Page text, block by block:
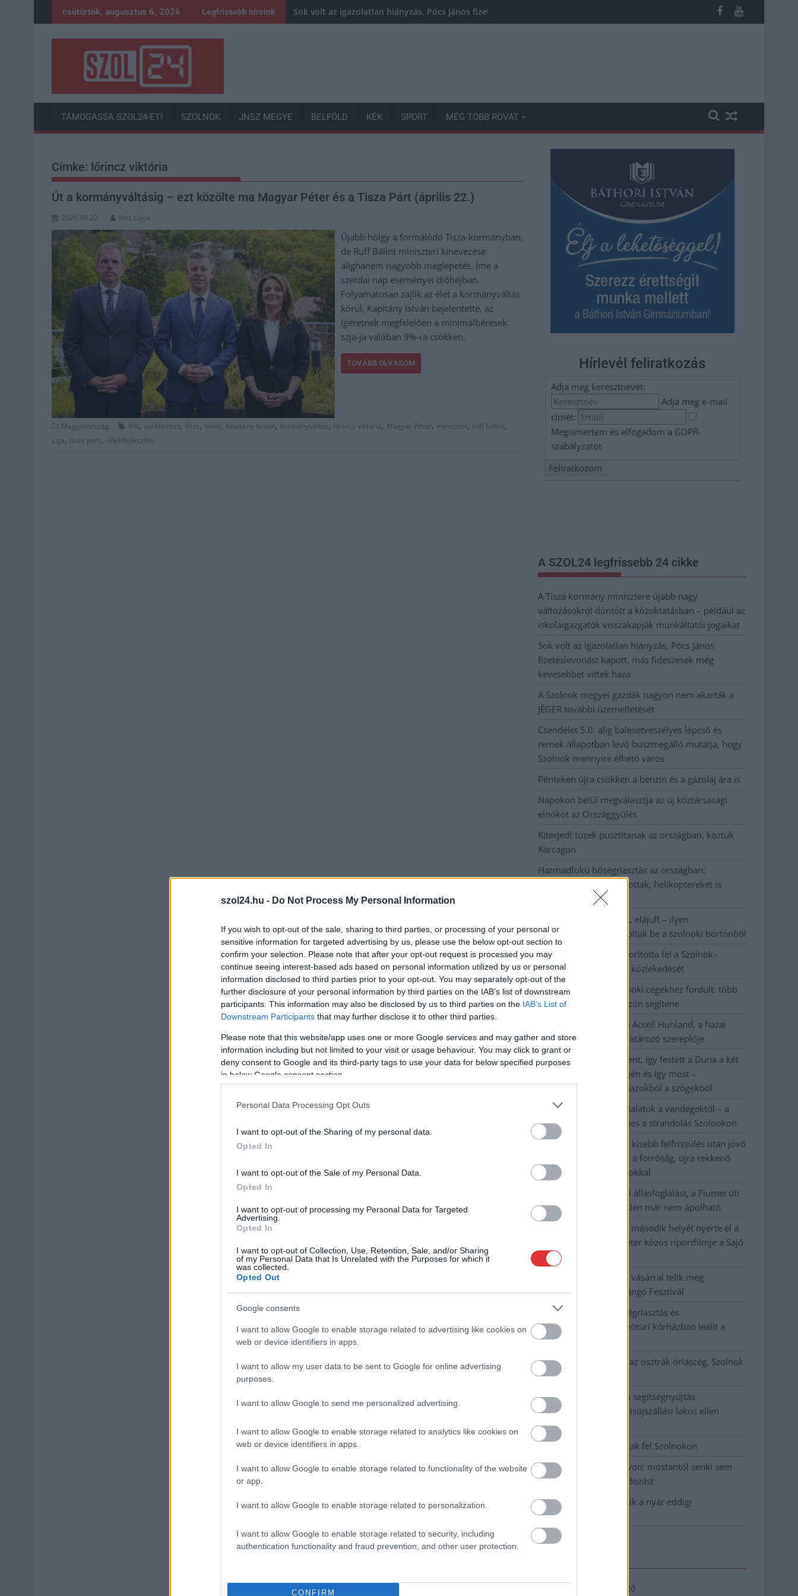
szol24.hu - Do Not Process My Personal Information
If you wish to opt-out of the sale, sharing to third parties, or processing of your personal or
sensitive information for targeted advertising by us, please use the below opt-out section to
confirm your selection. Please note that after your opt-out request is processed you may
continue seeing interest-based ads based on personal information utilized by us or personal
information disclosed to third parties prior to your opt-out. You may separately opt-out of the
further disclosure of your personal information by third parties on the IAB’s list of downstream
participants. This information may also be disclosed by us to third parties on the IAB’s List of
Downstream Participants that may further disclose it to other third parties.
Please note that this website/app uses one or more Google services and may gather and store
information including but not limited to your visit or usage behaviour. You may click to grant or
deny consent to Google and its third-party tags to use your data for below specified purposes
in below Google consent section.
Personal Data Processing Opt Outs
I want to opt-out of the Sharing of my personal data.
Opted In
I want to opt-out of the Sale of my Personal Data.
Opted In
I want to opt-out of processing my Personal Data for Targeted
Advertising.
Opted In
I want to opt-out of Collection, Use, Retention, Sale, and/or Sharing
of my Personal Data that Is Unrelated with the Purposes for which it
was collected.
Opted Out
Google consents
I want to allow Google to enable storage related to advertising like cookies on
web or device identifiers in apps.
I want to allow my user data to be sent to Google for online advertising
purposes.
I want to allow Google to send me personalized advertising.
I want to allow Google to enable storage related to analytics like cookies on
web or device identifiers in apps.
I want to allow Google to enable storage related to functionality of the website
or app.
I want to allow Google to enable storage related to personalization.
I want to allow Google to enable storage related to security, including
authentication functionality and fraud prevention, and other user protection.
CONFIRM
to
csütörtök, augusztus 6, 2026 Legfrissebb híreink Sok volt az igazolatlan hiányzás, Pócs János fizetéslevonást kapott, más fideszesek még kevesebbet vittek haza
TÁMOGASSA SZOL24-ET! SZOLNOK JNSZ MEGYE BELFÖLD KÉK SPORT MÉG TÖBB ROVAT
Címke: lőrincz viktória
Út a kormányváltásig – ezt közölte ma Magyar Péter és a Tisza Párt (április 22.)
2026.04.22. Kiss Lajos
Újabb hölgy a formálódó Tisza-kormányban,
de Ruff Bálint miniszteri kinevezése
alighanem nagyobb meglepetés. Íme a
szerdai nap eseményei dióhéjban.
Folyamatosan zajlik az élet a kormányváltás
körül, Kapitány István bejelentette, az
ígéretnek megfelelően a minimálbéresek
szja-ja valóban 9%-ra csökken.
TOVÁBB OLVASOM
Magyarország 9%, csökkentés, friss, hírek, Kapitány István, kormányváltás, lőrincz viktória, Magyar Péter, miniszter, ruff bálint,
szja, tisza part, vidékfejlesztés
Hírlevél feliratkozás
Adja meg keresztnevét:
Adja meg e-mail
címét:
Megismertem és elfogadom a GDPR-
szabályzatot
A SZOL24 legfrissebb 24 cikke
A Tisza kormány minisztere újabb nagy
változásokról döntött a közoktatásban – például az
iskolaigazgatók visszakapják munkáltatói jogaikat
Sok volt az igazolatlan hiányzás, Pócs János
fizetéslevonást kapott, más fideszesek még
kevesebbet vittek haza
A Szolnok megyei gazdák nagyon nem akarták a
JÉGER további üzemeltetését
Csendélet 5.0: alig balesetveszélyes lépcső és
remek állapotban levő buszmegálló mutatja, hogy
Szolnok mennyire élhető város
Pénteken újra csökken a benzin és a gázolaj ára is
Napokon belül megválasztja az új köztársasági
elnököt az Országgyűlés
Kiterjedt tüzek pusztítanak az országban, köztük
Karcagon
Harmadfokú hőségriasztás az országban:
Szolnokon klímát javítottak, helikoptereket is
bevetettek a tüzeknél
A zárkában rosszul lett, elájult – ilyen
körülményekről számoltak be a szolnoki börtönből
Váratlan fennakadás borította fel a Szolnok–
Kecskemét vasútvonal közlekedését
A polgármester a szolnoki cégekhez fordult: több
száz elbocsátott dolgozón segítene
Csődbe ment a tószegi Accell Hunland, a hazai
kerékpárgyártás meghatározó szereplője
Egyszer fent, egyszer lent, így festett a Duna a két
évvel ezelőtti árvíz idején és így most –
fotógyűjtemény ugyanazokból a szögekből
Ilyenek eddig a tapasztalatok a vendégektől – a
hőhullám miatt ingyenes a strandolás Szolnokon
Nem biztató: a hétvégi kisebb felfrissülés után jövő
héten megint visszatér a forróság, újra rekkenő
hőség jön, akár 38 fokokkal
Közzétették a szakértői állásfoglalást, a Fiumei úti
fák többsége szakszerűen már nem ápolható
A MÚOSZ sajtódíjának második helyét nyerte el a
Borsod24 és a Paraméter közös riportfilmje a Sajó
szennyezéséről
Tánccal, zeneszóval és vásárral telik meg
Jászberény, indul a Csángó Fesztivál
Meghosszabbított hőségriasztás és
vízkorlátozások, a mezőtúri kórházban leállt a
klíma
Átszervezi működését az osztrák óriáscég, Szolnok
is érintett
Tragédiába torkollott a segítségnyújtás
elmulasztása, három kisújszállási lakos ellen
emeltek vádat
Hatalmas lángok csaptak fel Szolnokon
Vízitraffipax a Tisza-tavon: mostantól senki sem
úszhatja meg a száguldozást
Szolnokra is megérkezik a nyár eddigi
legkeményebb napja
Adatkezelési tájékoztató